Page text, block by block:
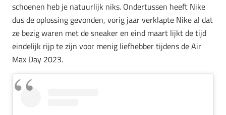
schoenen heb je natuurlijk niks. Ondertussen heeft Nike
dus de oplossing gevonden, vorig jaar verklapte Nike al dat
ze bezig waren met de sneaker en eind maart lijkt de tijd
eindelijk rijp te zijn voor menig liefhebber tijdens de Air
Max Day 2023.